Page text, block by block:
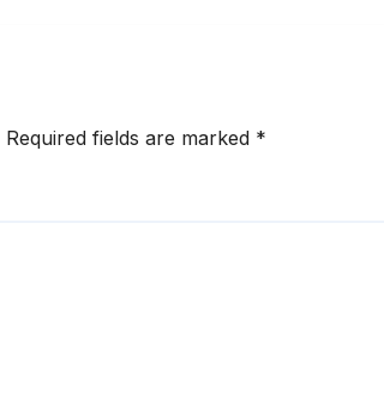
Required fields are marked *